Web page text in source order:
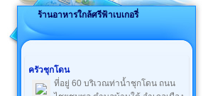
ร้านอาหารใกล้ศรีฟ้าเบเกอรี่
ครัวชุกโดน
ที่อยู่ 60 บริเวณท่าน้ำชุกโดน ถนน